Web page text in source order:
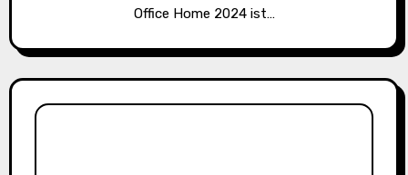
Office Home 2024 ist…